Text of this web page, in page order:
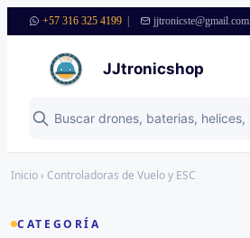
+57 316 325 4199 jjtronicste@gmail.com
JJtronicshop
Inicio › Controladoras de Vuelo y ESC
CATEGORÍA